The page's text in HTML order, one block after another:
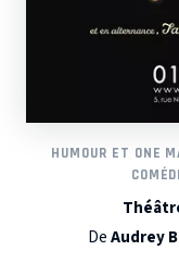
HUMOUR ET ONE
DeAudrey